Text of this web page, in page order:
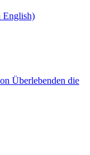
English)
Überlebenden die